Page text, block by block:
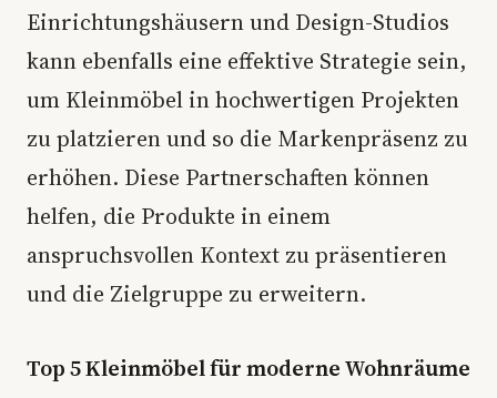
Einrichtungshäusern und Design-Studios
kann ebenfalls eine effektive Strategie sein,
um Kleinmöbel in hochwertigen Projekten
zu platzieren und so die Markenpräsenz zu
erhöhen. Diese Partnerschaften können
helfen, die Produkte in einem
anspruchsvollen Kontext zu präsentieren
und die Zielgruppe zu erweitern.
Top 5 Kleinmöbel für moderne Wohnräume